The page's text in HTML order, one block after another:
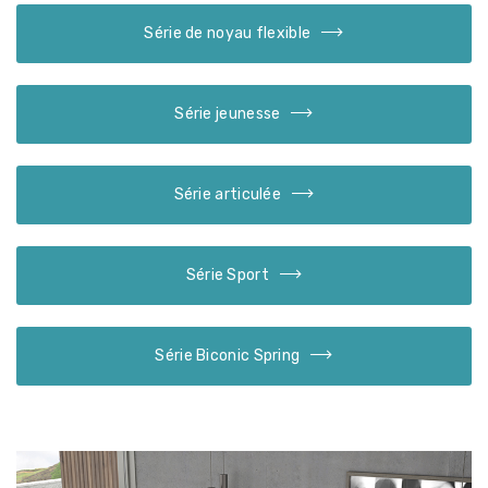
Série de noyau flexible
Série jeunesse
Série articulée
Série Sport
Série Biconic Spring